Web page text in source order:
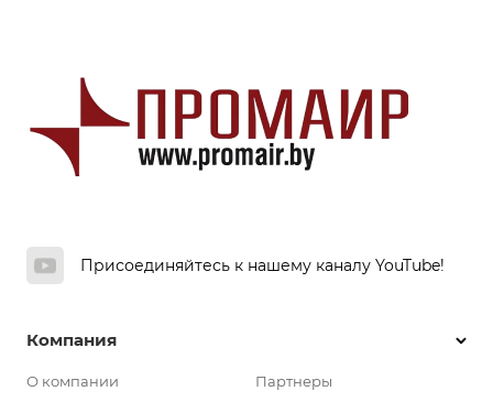
Присоединяйтесь к нашему каналу YouTube!
Компания
О компании
Партнеры